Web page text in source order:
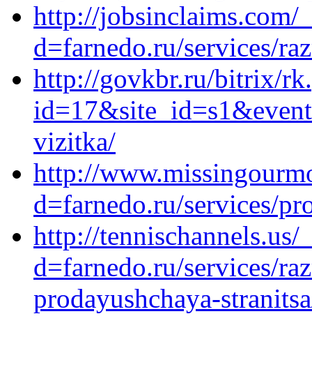
http://jobsinclaims.com/
d=farnedo.ru/services/
http://govkbr.ru/bitrix/
vizitka/
http://
d=farnedo.ru/services/
http://tennischannels.us/
d=farnedo.ru/services/
prodayushchaya-